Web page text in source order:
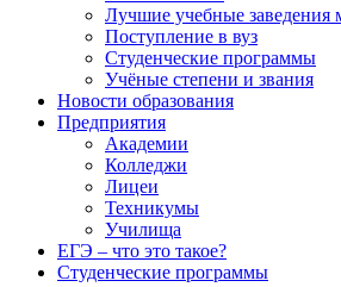
Лучшие учебные заведения
Поступление в вуз
Студенческие программы
Учёные степени и звания
Новости образования
Предприятия
Академии
Колледжи
Лицеи
Техникумы
Училища
ЕГЭ – что это такое?
Студенческие программы